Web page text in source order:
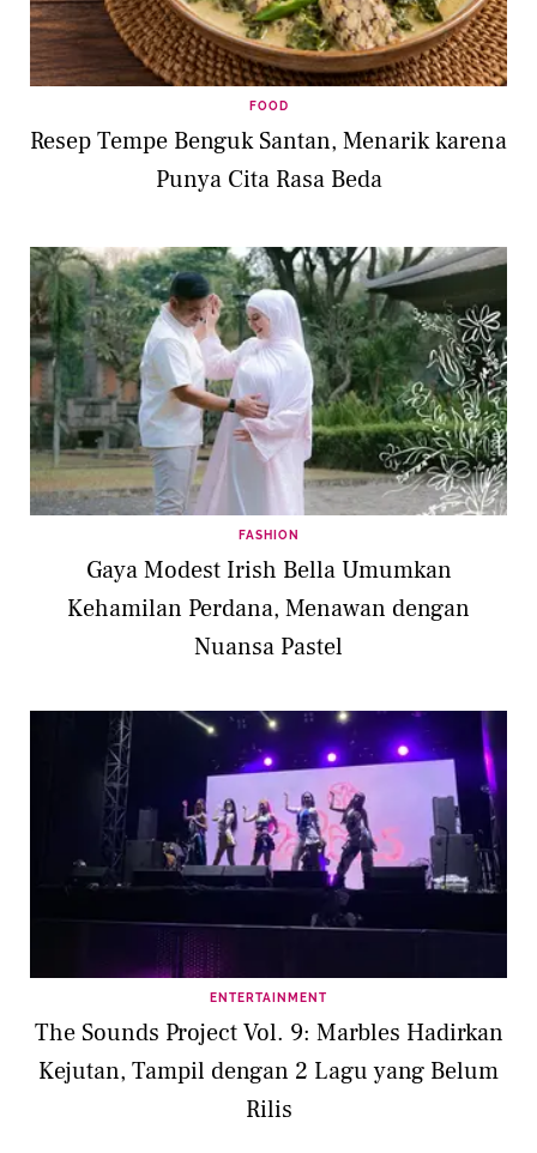
FOOD
Resep Tempe Benguk Santan, Menarik karena
Punya Cita Rasa Beda
FASHION
Gaya Modest Irish Bella Umumkan
Kehamilan Perdana, Menawan dengan
Nuansa Pastel
ENTERTAINMENT
The Sounds Project Vol. 9: Marbles Hadirkan
Kejutan, Tampil dengan 2 Lagu yang Belum
Rilis